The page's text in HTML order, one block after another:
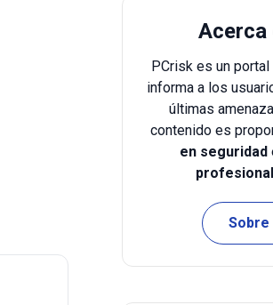
Acerca
PCrisk es un
informa a los
últimas
contenido es
en seguridad